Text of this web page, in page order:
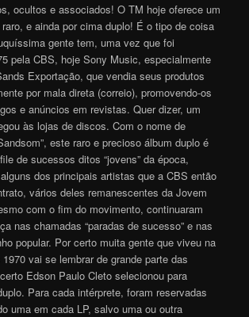
ocultos e associados! O TM hoje oferece um
e ainda por cima duplo! É o tipo de coisa
gente tem, uma vez que foi
pela CBS, hoje Sony Music, especialmente
Exportação, que vendia seus produtos
por mala direta (correio), promovendo-os
e anúncios em revistas. Quer dizer, um
às lojas de discos. Com o nome de
este raro e precioso álbum duplo é
de sucessos ditos “jovens” da época,
dos principais artistas que a CBS então
vários deles remanescentes da Jovem
com o fim do movimento, continuaram
nas chamadas “paradas de sucesso” e nas
popular. Por certo muita gente que viveu na
vai se lembrar de grande parte das
Edson Paulo Cleto selecionou para
Para cada intérprete, foram reservadas
uma em cada LP, salvo uma ou outra